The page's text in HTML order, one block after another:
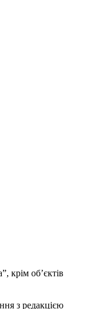
крім об’єктів
з редакцією